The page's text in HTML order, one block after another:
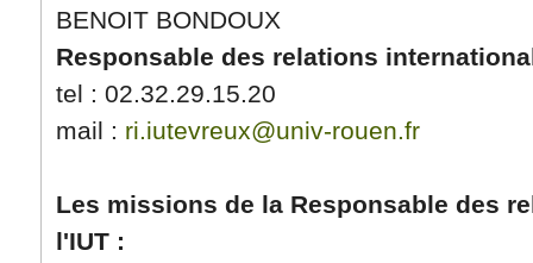
BENOIT BONDOUX
Responsable des relations
tel : 02.32.29.15.20
mail : ri.iutevreux@univ-rouen.fr
Les missions de la Responsable des
l'IUT :